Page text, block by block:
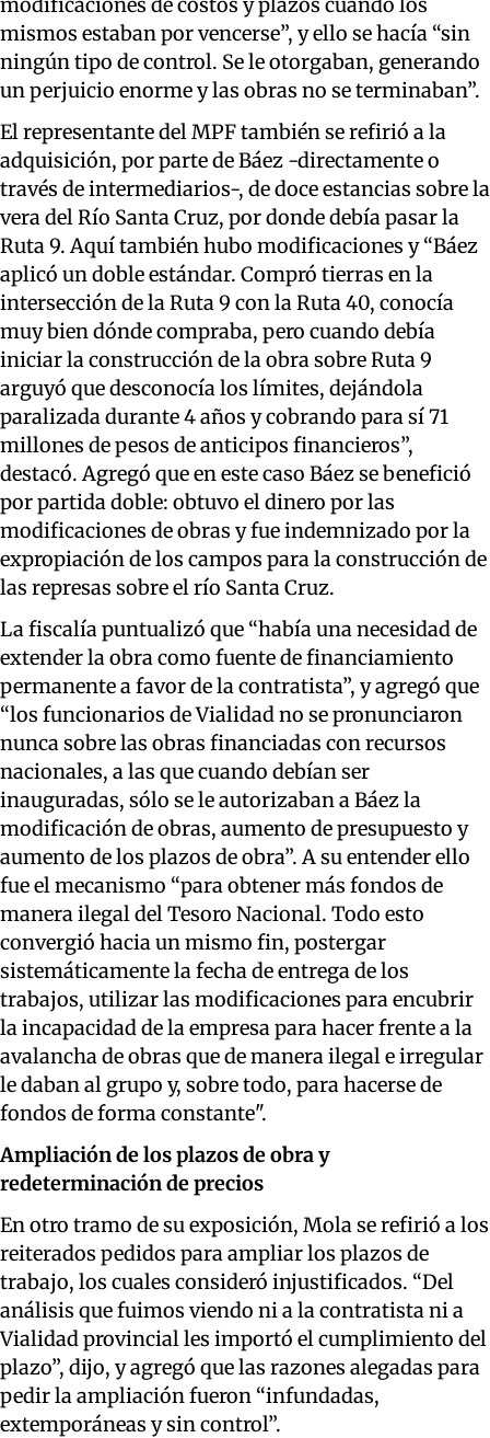
mismos estaban por vencerse”, y ello se hacía “sin
ningún tipo de control. Se le otorgaban, generando
un perjuicio enorme y las obras no se terminaban”.
El representante del MPF también se refirió a la
adquisición, por parte de Báez -directamente o
través de intermediarios-, de doce estancias sobre la
vera del Río Santa Cruz, por donde debía pasar la
Ruta 9. Aquí también hubo modificaciones y “Báez
aplicó un doble estándar. Compró tierras en la
intersección de la Ruta 9 con la Ruta 40, conocía
muy bien dónde compraba, pero cuando debía
iniciar la construcción de la obra sobre Ruta 9
arguyó que desconocía los límites, dejándola
paralizada durante 4 años y cobrando para sí 71
millones de pesos de anticipos financieros”,
destacó. Agregó que en este caso Báez se benefició
por partida doble: obtuvo el dinero por las
modificaciones de obras y fue indemnizado por la
expropiación de los campos para la construcción de
las represas sobre el río Santa Cruz.
La fiscalía puntualizó que “había una necesidad de
extender la obra como fuente de financiamiento
permanente a favor de la contratista”, y agregó que
“los funcionarios de Vialidad no se pronunciaron
nunca sobre las obras financiadas con recursos
nacionales, a las que cuando debían ser
inauguradas, sólo se le autorizaban a Báez la
modificación de obras, aumento de presupuesto y
aumento de los plazos de obra”. A su entender ello
fue el mecanismo “para obtener más fondos de
manera ilegal del Tesoro Nacional. Todo esto
convergió hacia un mismo fin, postergar
sistemáticamente la fecha de entrega de los
trabajos, utilizar las modificaciones para encubrir
la incapacidad de la empresa para hacer frente a la
avalancha de obras que de manera ilegal e irregular
le daban al grupo y, sobre todo, para hacerse de
fondos de forma constante".
Ampliación de los plazos de obra y
redeterminación de precios
En otro tramo de su exposición, Mola se refirió a los
reiterados pedidos para ampliar los plazos de
trabajo, los cuales consideró injustificados. “Del
análisis que fuimos viendo ni a la contratista ni a
Vialidad provincial les importó el cumplimiento del
plazo”, dijo, y agregó que las razones alegadas para
pedir la ampliación fueron “infundadas,
extemporáneas y sin control”.